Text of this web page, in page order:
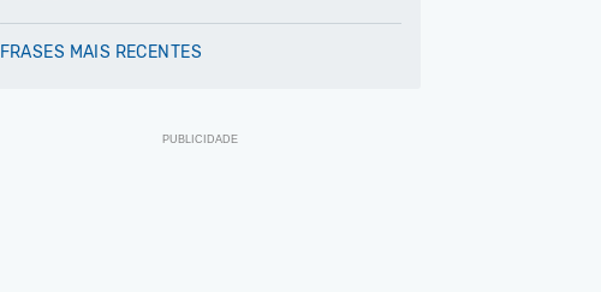
FRASES MAIS RECENTES